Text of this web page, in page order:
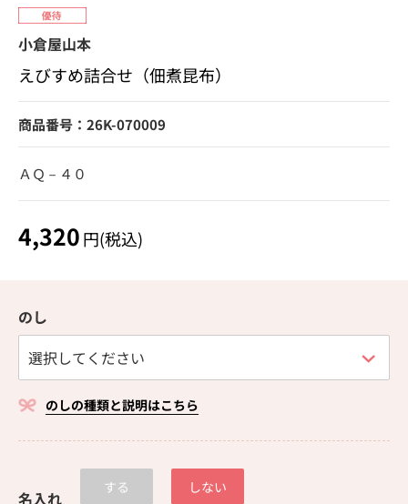
小倉屋山本
えびすめ詰合せ（佃煮昆布）
商品番号：26K-070009
ＡＱ－４０
4,320円(税込)
のし
のしの種類と説明はこちら
名入れ
する しない